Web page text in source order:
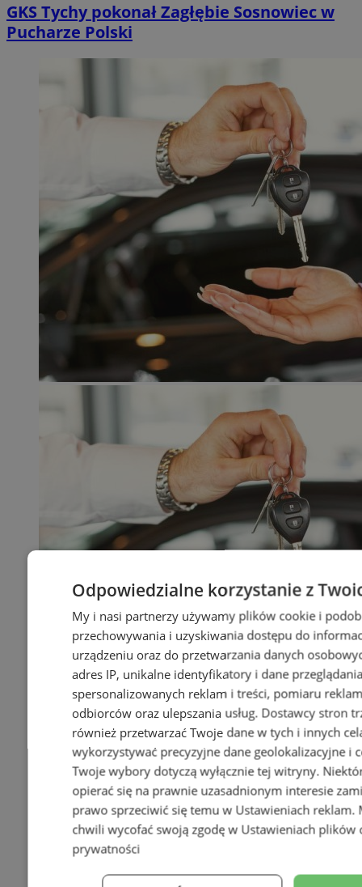
GKS Tychy pokonał Zagłębie Sosnowiec w
Pucharze Polski
Odpowiedzialne korzystanie z
My i nasi partnerzy używamy plików cookie i
przechowywania i uzyskiwania dostępu do
urządzeniu oraz do przetwarzania danych
adres IP, unikalne identyfikatory i dane
spersonalizowanych reklam i treści, pomiaru
odbiorców oraz ulepszania usług. Dostawcy stron
również przetwarzać Twoje dane w tych i innych
wykorzystywać precyzyjne dane geolokalizacyjne i
Twoje wybory dotyczą wyłącznie tej witryny.
opierać się na prawnie uzasadnionym interesie
prawo sprzeciwić się temu w Ustawieniach reklam.
chwili wycofać swoją zgodę w Ustawieniach plików
prywatności